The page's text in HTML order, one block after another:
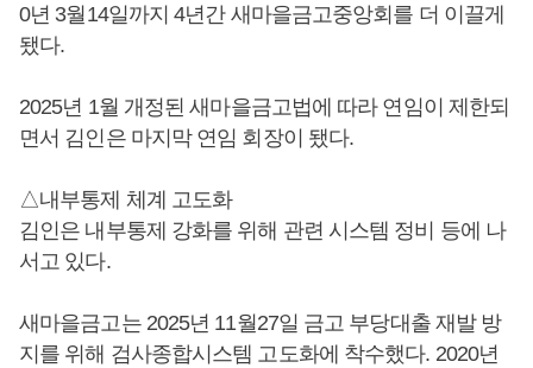
0년 3월14일까지 4년간 새마을금고중앙회를 더 이끌게
됐다.
2025년 1월 개정된 새마을금고법에 따라 연임이 제한되
면서 김인은 마지막 연임 회장이 됐다.
△내부통제 체계 고도화
김인은 내부통제 강화를 위해 관련 시스템 정비 등에 나
서고 있다.
새마을금고는 2025년 11월27일 금고 부당대출 재발 방
지를 위해 검사종합시스템 고도화에 착수했다. 2020년